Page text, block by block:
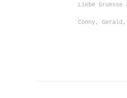
Liebe Gruesse
Conny,